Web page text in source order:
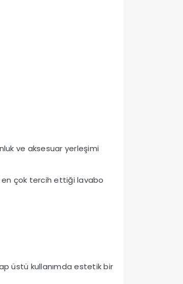
ve aksesuar yerleşimi
en çok tercih ettiği lavabo
üstü kullanımda estetik bir